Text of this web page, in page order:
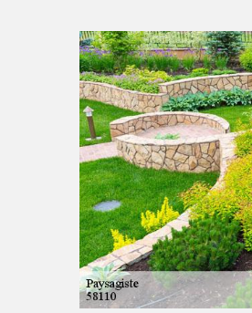
Hoerter Joseph
Artisan
Excellent paysagiste à
une entreprise à
vos idées et